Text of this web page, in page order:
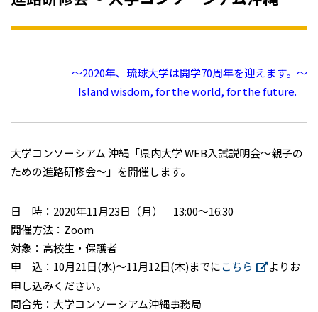
～2020年、琉球大学は開学70周年を迎えます。～
Island wisdom, for the world, for the future.
大学コンソーシアム 沖縄「県内大学 WEB入試説明会～親子の
ための進路研修会～」を開催します。
日 時：2020年11月23日（月） 13:00～16:30
開催方法：Zoom
対象：高校生・保護者
申 込：10月21日(水)～11月12日(木)までにこちら
よりお
申し込みください。
問合先：大学コンソーシアム沖縄事務局